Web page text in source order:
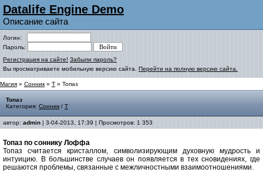
Datalife Engine Demo
Описание сайта
Логин:
Пароль:
Регистрация на сайте! Забыли пароль?
Вы просматриваете мобильную версию сайта. Перейти на полную версию сайта.
Магия » Сонник » Т » Топаз
Топаз
Категория: Сонник / Т
автор: admin | 3-04-2013, 17:39 | Просмотров: 1 353
Топаз по соннику Лоффа
Топаз считается кристаллом, символизирующим духовную мудрость и
интуицию. В большинстве случаев он появляется в тех сновидениях, где
решаются проблемы, связанные с межличностными взаимоотношениями.